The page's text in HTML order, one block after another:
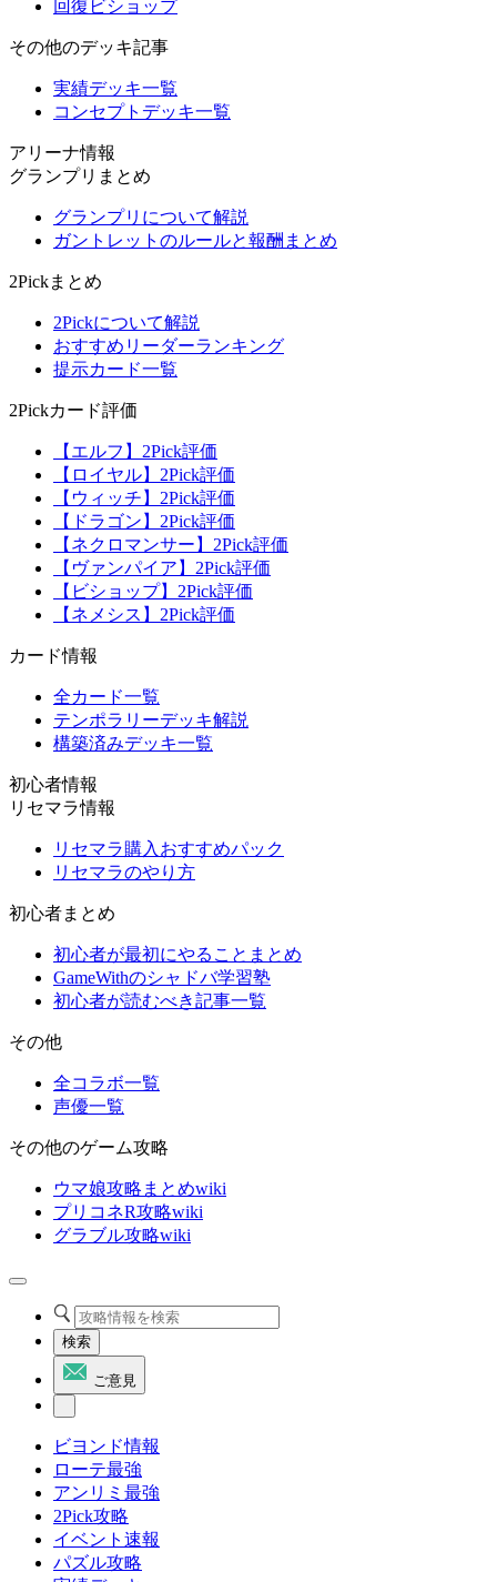
回復ビショップ
その他のデッキ記事
実績デッキ一覧
コンセプトデッキ一覧
アリーナ情報
グランプリまとめ
グランプリについて解説
ガントレットのルールと報酬まとめ
2Pickまとめ
2Pickについて解説
おすすめリーダーランキング
提示カード一覧
2Pickカード評価
【エルフ】2Pick評価
【ロイヤル】2Pick評価
【ウィッチ】2Pick評価
【ドラゴン】2Pick評価
【ネクロマンサー】2Pick評価
【ヴァンパイア】2Pick評価
【ビショップ】2Pick評価
【ネメシス】2Pick評価
カード情報
全カード一覧
テンポラリーデッキ解説
構築済みデッキ一覧
初心者情報
リセマラ情報
リセマラ購入おすすめパック
リセマラのやり方
初心者まとめ
初心者が最初にやることまとめ
GameWithのシャドバ学習塾
初心者が読むべき記事一覧
その他
全コラボ一覧
声優一覧
その他のゲーム攻略
ウマ娘攻略まとめwiki
プリコネR攻略wiki
グラブル攻略wiki
検索
ご意見
ビヨンド情報
ローテ最強
アンリミ最強
2Pick攻略
イベント速報
パズル攻略